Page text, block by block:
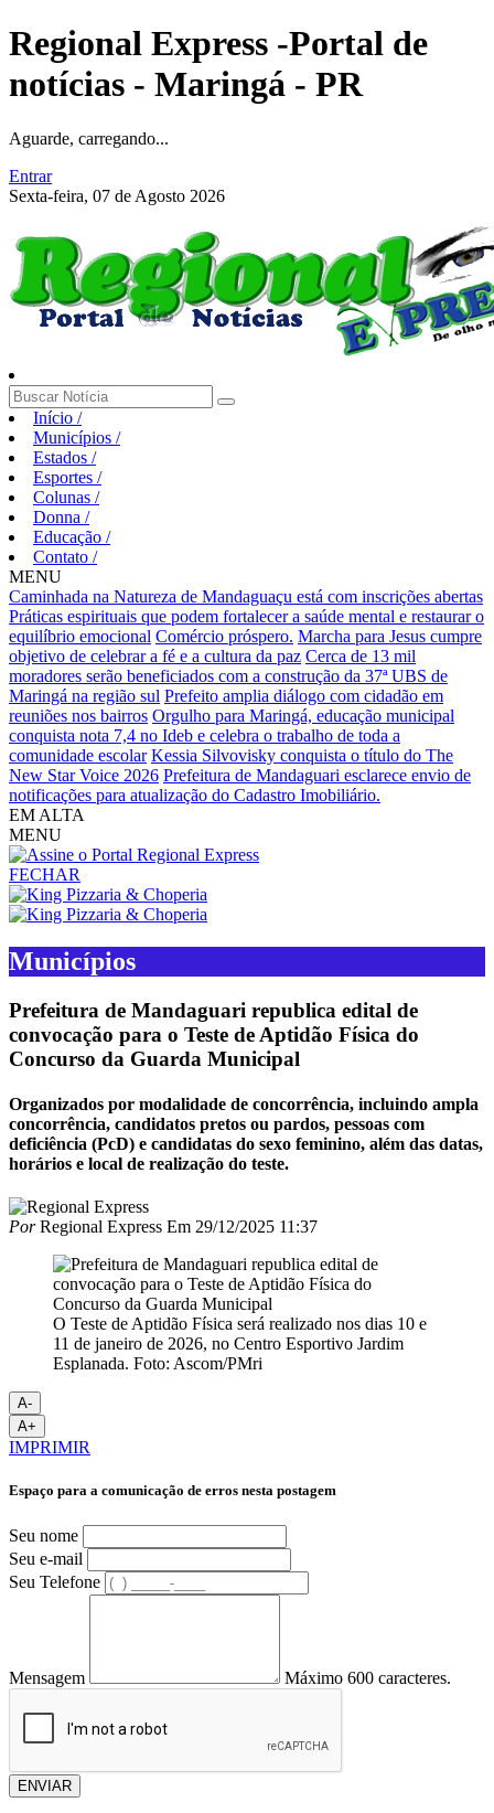
Regional Express -Portal de
notícias - Maringá - PR
Aguarde, carregando...
Entrar
Sexta-feira, 07 de Agosto 2026
Início /
Municípios /
Estados /
Esportes /
Colunas /
Donna /
Educação /
Contato /
MENU
Caminhada na Natureza de Mandaguaçu está com inscrições abertas
Práticas espirituais que podem fortalecer a saúde mental e restaurar o
equilíbrio emocional Comércio próspero. Marcha para Jesus cumpre
objetivo de celebrar a fé e a cultura da paz Cerca de 13 mil
moradores serão beneficiados com a construção da 37ª UBS de
Maringá na região sul Prefeito amplia diálogo com cidadão em
reuniões nos bairros Orgulho para Maringá, educação municipal
conquista nota 7,4 no Ideb e celebra o trabalho de toda a
comunidade escolar Kessia Silvovisky conquista o título do The
New Star Voice 2026 Prefeitura de Mandaguari esclarece envio de
notificações para atualização do Cadastro Imobiliário.
EM ALTA
MENU
FECHAR
Municípios
Prefeitura de Mandaguari republica edital de
convocação para o Teste de Aptidão Física do
Concurso da Guarda Municipal
Organizados por modalidade de concorrência, incluindo ampla
concorrência, candidatos pretos ou pardos, pessoas com
deficiência (PcD) e candidatas do sexo feminino, além das datas,
horários e local de realização do teste.
PorRegional Express Em 29/12/2025 11:37
O Teste de Aptidão Física será realizado nos dias 10 e
11 de janeiro de 2026, no Centro Esportivo Jardim
Esplanada. Foto: Ascom/PMri
A-
A+
IMPRIMIR
Espaço para a comunicação de erros nesta postagem
Seu nome
Seu e-mail
Seu Telefone
Mensagem Máximo 600 caracteres.
ENVIAR